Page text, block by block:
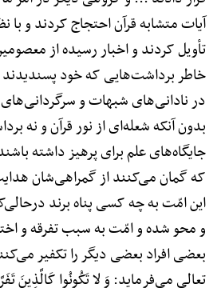
آیات متشابه قرآن احتجاج کردند و با
تأویل کردند و اخبار رسیده از
خاطر برداشت‌هایی که خود پسندیدند
در نادانی‌های شبهات و سرگردانی‌های
بدون آنکه شعله‌ای از نور قرآن و نه
جایگاه‌های علم برای پرهیز داشته
که گمان می‌کنند از گمراهی‌شان
این امّت به چه کسی پناه برند
و محو شده و امّت به سبب تفرقه و
بعضی افراد بعضی دیگر را تکفیر
تعالی می‌فرماید: وَ لا تَکُونُوا کَالَّذِینَ